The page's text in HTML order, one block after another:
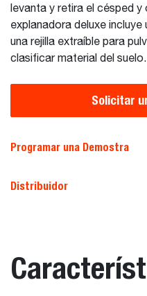
levanta y retira el césped
explanadora deluxe
una rejilla extraíble para
clasificar material del suelo.
Solicitar
Programar una Demostra
Distribuidor